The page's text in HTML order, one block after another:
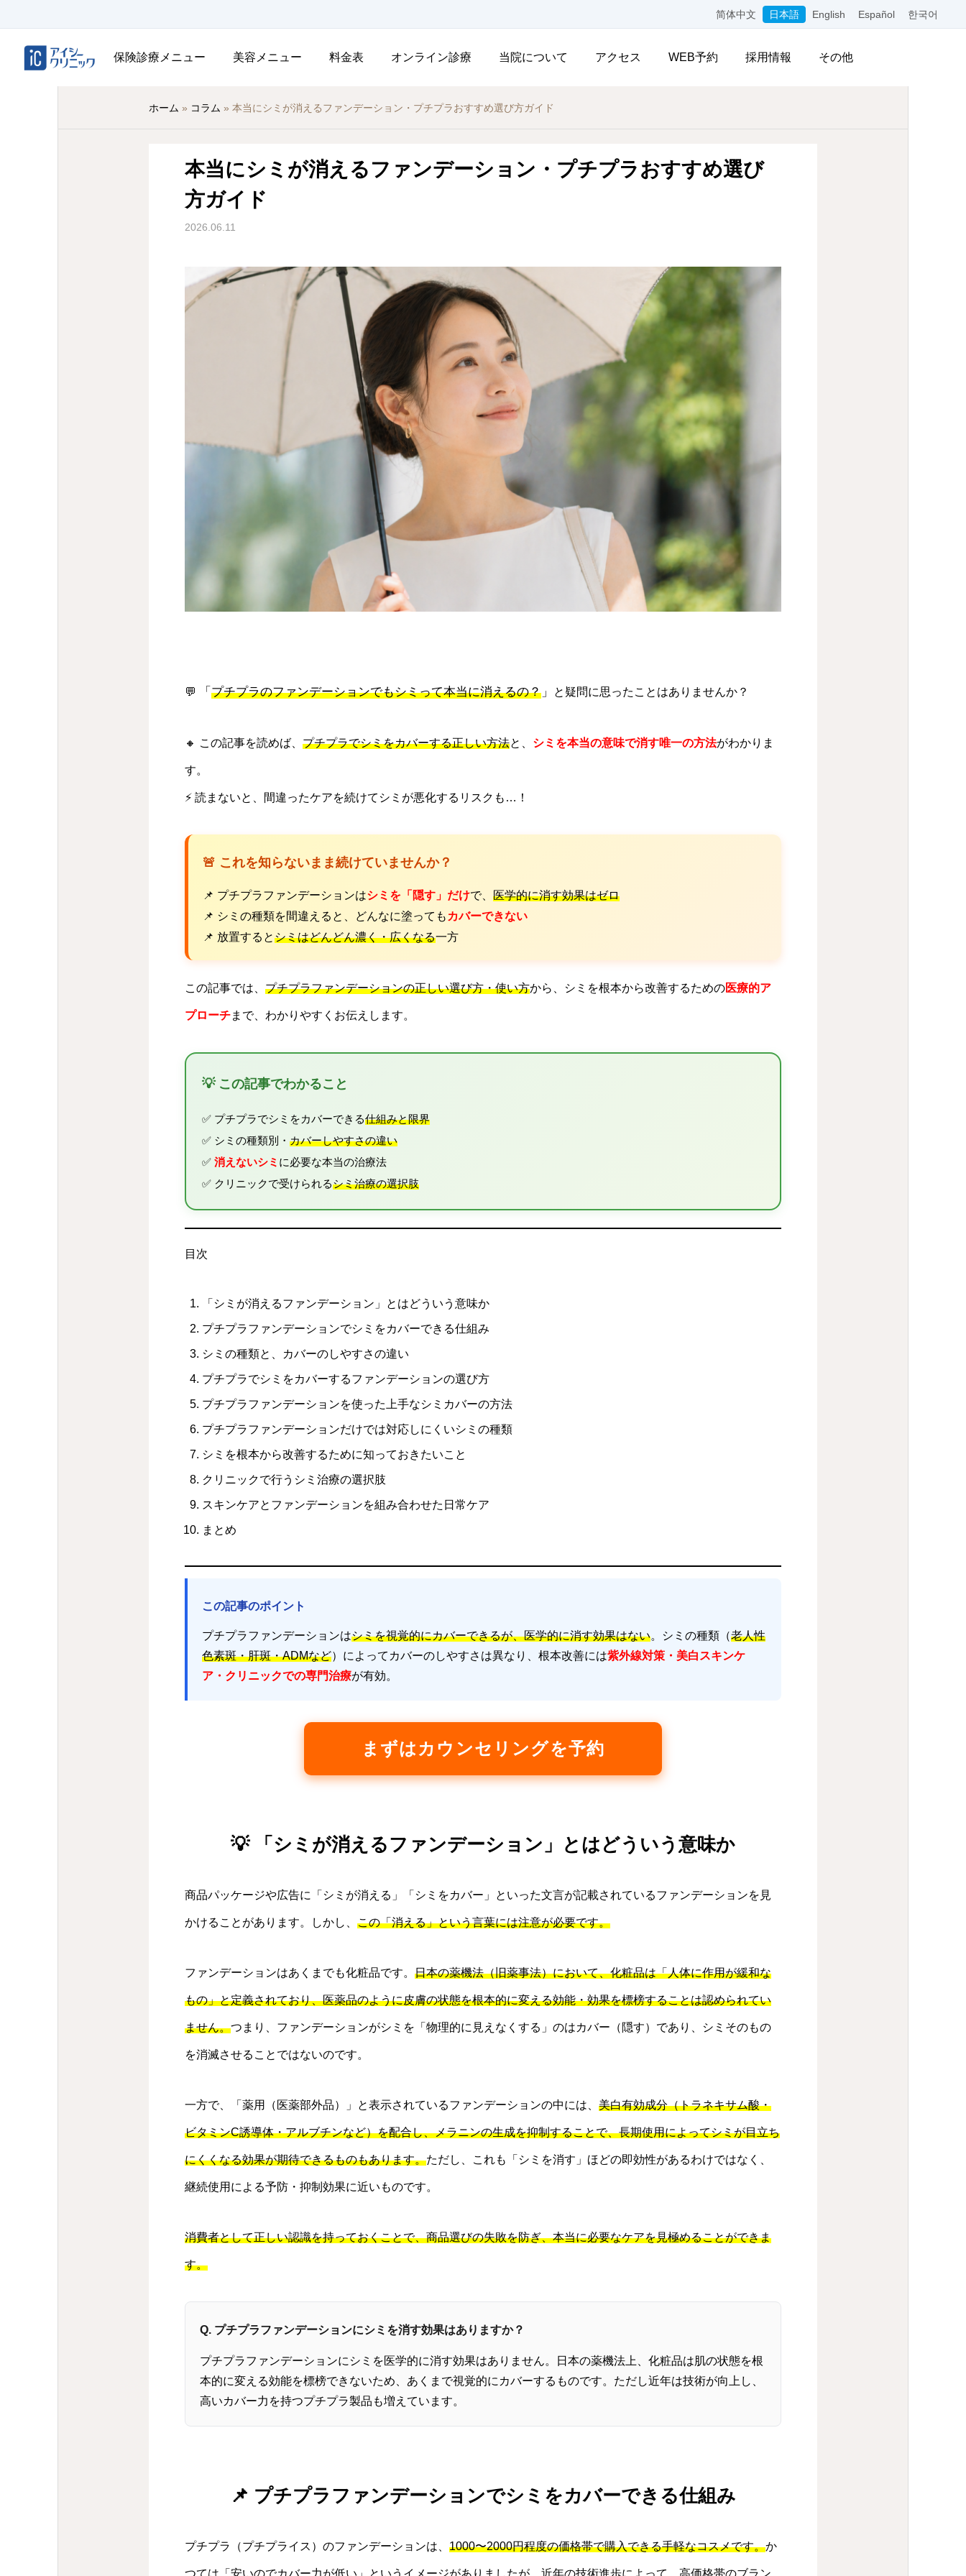
简体中文 日本語 English Español 한국어
保険診療メニュー 美容メニュー 料金表 オンライン診療 当院について アクセス WEB予約 採用情報 その他
ホーム » コラム » 本当にシミが消えるファンデーション・プチプラおすすめ選び方ガイド
本当にシミが消えるファンデーション・プチプラおすすめ選び
方ガイド
2026.06.11
💬 「 プチプラのファンデーションでもシミって本当に消えるの？ 」 と疑問に思ったことはありませんか？
🔸 この記事を読めば、 プチプラでシミをカバーする正しい方法と、 シミを本当の意味で消す唯一の方法がわかりま
す。
⚡ 読まないと、間違ったケアを続けてシミが悪化するリスクも…！
🚨 これを知らないまま続けていませんか？
📌 プチプラファンデーションはシミを「隠す」だけで、 医学的に消す効果はゼロ
📌 シミの種類を間違えると、どんなに塗っても カバーできない
📌 放置するとシミはどんどん濃く・広くなる一方
この記事では、 プチプラファンデーションの正しい選び方・使い方から、シミを根本から改善するための医療的ア
プローチまで、わかりやすくお伝えします。
💡 この記事でわかること
✅ プチプラでシミをカバーできる仕組みと限界
✅ シミの種類別・ カバーしやすさの違い
✅ 消えないシミ に必要な本当の治療法
✅ クリニックで受けられるシミ治療の選択肢
目次
「シミが消えるファンデーション」とはどういう意味か
プチプラファンデーションでシミをカバーできる仕組み
シミの種類と、カバーのしやすさの違い
プチプラでシミをカバーするファンデーションの選び方
プチプラファンデーションを使った上手なシミカバーの方法
プチプラファンデーションだけでは対応しにくいシミの種類
シミを根本から改善するために知っておきたいこと
クリニックで行うシミ治療の選択肢
スキンケアとファンデーションを組み合わせた日常ケア
まとめ
この記事のポイント
プチプラファンデーションはシミを視覚的にカバーできるが、医学的に消す効果はない。シミの種類（老人性
色素斑・肝斑・ADMなど）によってカバーのしやすさは異なり、根本改善には紫外線対策・美白スキンケ
ア・クリニックでの専門治療が有効。
まずはカウンセリングを予約
💡 「シミが消えるファンデーション」とはどういう意味か
商品パッケージや広告に「シミが消える」「シミをカバー」といった文言が記載されているファンデーションを見
かけることがあります。しかし、 この「消える」という言葉には注意が必要です。
ファンデーションはあくまでも化粧品です。 日本の薬機法（旧薬事法）において、化粧品は「人体に作用が緩和な
もの」と定義されており、医薬品のように皮膚の状態を根本的に変える効能・効果を標榜することは認められてい
ません。つまり、ファンデーションがシミを「物理的に見えなくする」のはカバー（隠す）であり、シミそのもの
を消滅させることではないのです。
一方で、「薬用（医薬部外品）」と表示されているファンデーションの中には、 美白有効成分（トラネキサム酸・
ビタミンC誘導体・アルブチンなど）を配合し、メラニンの生成を抑制することで、長期使用によってシミが目立ち
にくくなる効果が期待できるものもあります。ただし、これも「シミを消す」ほどの即効性があるわけではなく、
継続使用による予防・抑制効果に近いものです。
消費者として正しい認識を持っておくことで、商品選びの失敗を防ぎ、本当に必要なケアを見極めることができま
す。
Q. プチプラファンデーションにシミを消す効果はありますか？
プチプラファンデーションにシミを医学的に消す効果はありません。日本の薬機法上、化粧品は肌の状態を根
本的に変える効能を標榜できないため、あくまで視覚的にカバーするものです。ただし近年は技術が向上し、
高いカバー力を持つプチプラ製品も増えています。
📌 プチプラファンデーションでシミをカバーできる仕組み
プチプラ（プチプライス）のファンデーションは、 1000〜2000円程度の価格帯で購入できる手軽なコスメです。か
つては「安いのでカバー力が低い」というイメージがありましたが、近年の技術進歩によって、高価格帯のブラン